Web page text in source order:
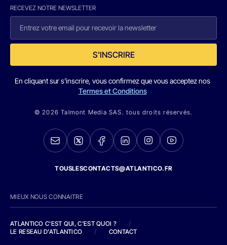
RECEVEZ NOTRE NEWSLETTER
S'INSCRIRE
En cliquant sur s'inscrire, vous confirmez que vous acceptez nos
Termes et Conditions
© 2026 Talmont Media SAS. tous droits réservés.
TOUSLESCONTACTS@ATLANTICO.FR
MIEUX NOUS CONNAITRE
ATLANTICO C'EST QUI, C'EST QUOI ?
/
LE RESEAU D'ATLANTICO
/ CONTACT